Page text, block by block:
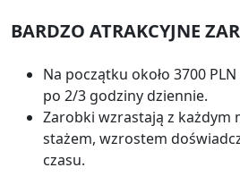
BARDZO ATRAKCYJNE
Na początku około 3700
po 2/3 godziny dziennie.
Zarobki wzrastają z każdym
stażem, wzrostem
czasu.